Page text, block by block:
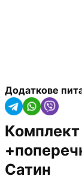
Додаткове
Сатин